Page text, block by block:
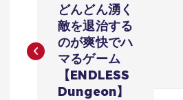
ナ
どんどん湧く
敵を退治する
のが爽快でハ
マるゲーム
【ENDLESS
Dungeon】